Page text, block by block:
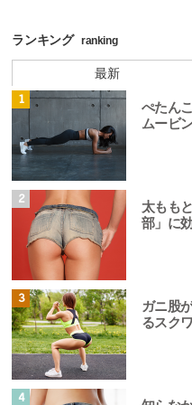
ランキング ranking
最新
1
ぺたん
ムービ
2
太もも
部」に
3
ガニ股
るスク
4